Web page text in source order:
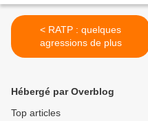
< RATP : quelques
agressions de plus
Hébergé par Overblog
Top articles